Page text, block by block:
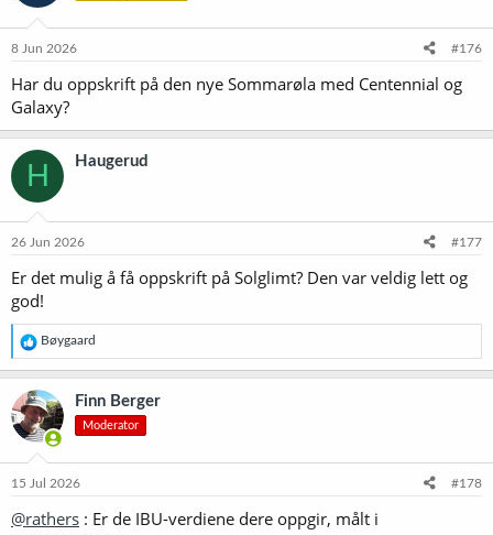
Abbey gjær (white labs, wyeast eller BE 256) - Westmalle strain
8 Jun 2026 #176
Har du oppskrift på den nye Sommarøla med Centennial og
Galaxy?
H Haugerud
26 Jun 2026 #177
Er det mulig å få oppskrift på Solglimt? Den var veldig lett og
god!
R
e
a
k
s
j
o
e
:
Bøygaard
Finn Berger
Moderator
15 Jul 2026 #178
@rathers : Er de IBU-verdiene dere oppgir, målt i